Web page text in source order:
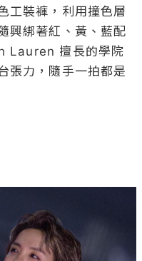
工裝褲，利用撞色層
興綁著紅、黃、藍配
Lauren 擅長的學院
張力，隨手一拍都是